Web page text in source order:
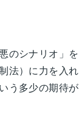
のシナリオ」を
法）に力を入れ
う多少の期待が